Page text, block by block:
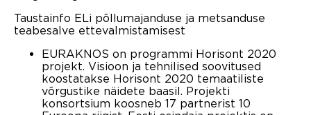
Taustainfo ELi põllumajanduse ja metsanduse
teabesalve ettevalmistamisest
EURAKNOS on programmi Horisont 2020
projekt. Visioon ja tehnilised soovitused
koostatakse Horisont 2020 temaatiliste
võrgustike näidete baasil. Projekti
konsortsium koosneb 17 partnerist 10